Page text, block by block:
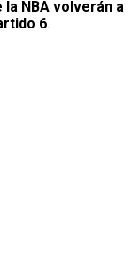
la NBA volverán a
6.